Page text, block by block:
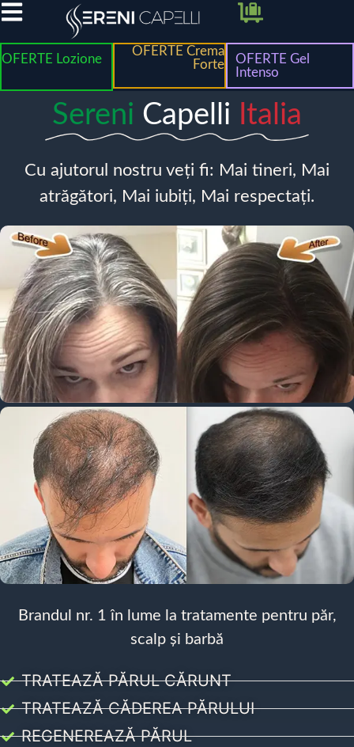
OFERTE Lozione
OFERTE Crema
Forte
OFERTE Gel
Intenso
Sereni Capelli Italia
Cu ajutorul nostru veți fi: Mai tineri, Mai
atrăgători, Mai iubiți, Mai respectați.
Brandul nr. 1 în lume la tratamente pentru păr,
scalp și barbă
TRATEAZĂ PĂRUL CĂRUNT
TRATEAZĂ CĂDEREA PĂRULUI
REGENEREAZĂ PĂRUL